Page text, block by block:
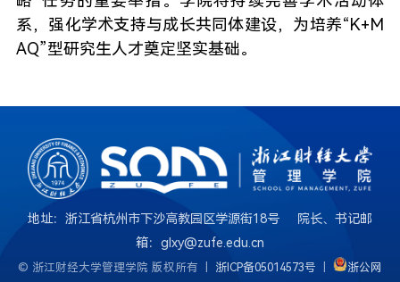
系，强化学术支持与成长共同体建设，为培养“K+M
AQ”型研究生人才奠定坚实基础。
地址：浙江省杭州市下沙高教园区学源街18号 院长、书记邮
箱：glxy@zufe.edu.cn
© 浙江财经大学管理学院 版权所有 | 浙ICP备05014573号 浙公网